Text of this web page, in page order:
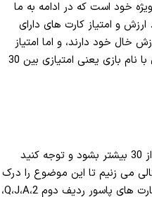
خود است که در ادامه به ما
در بازی سی و چهل ارزش و امتیاز کارت آس یا تک برابر 1 است. ارزش و امتیاز کارت های دارای
ارزش خال خود دارند، و اما امتیاز
برنده در این بازی چند است؟ امتیاز و ارزش برنده در بازی سی و چهل دقیقا معادل با نام بازی یعنی امتیازی بین 30
در هر ردیف کارت های پاسور مربوطه به آن بررسی شده تا بدین وسیله تمام آن ها از 30 بیشتر بشود و توجه کنید
ادامه برای شما مثالی می زنیم تا این موضوع را درک
کنید. برای مثال اگر کارت های پاسور در ردیف اول به 9،K،7،8 تبدیل شده باشند و کارت های پاسور ردیف دوم Q،J،A،2،